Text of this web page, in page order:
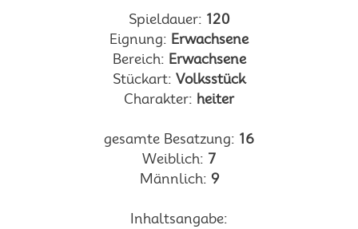
Spieldauer: 120
Eignung: Erwachsene
Bereich: Erwachsene
Stückart: Volksstück
Charakter: heiter
gesamte Besatzung: 16
Weiblich: 7
Männlich: 9
Inhaltsangabe: